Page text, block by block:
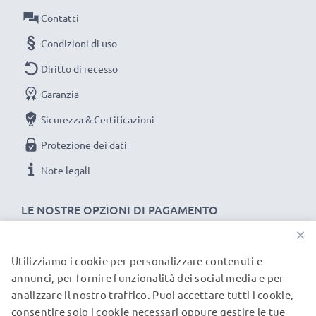
intelligente e più ecosostenibile che tu possa fare,
efficientando e riducendo l’impatto ambientale. Non
importa se usi il tuo telefono fisso/cordless a casa, in
ufficio o in azienda: le nostre batterie ti dureranno
tantissimo!
Scegli CELLONIC, scegli la lunga durata, non fare
compromessi sulla qualità: ordina ora!
LE NOSTRE OPZIONI DI PAGAMENTO
Contatti
Condizioni di uso
Diritto di recesso
Garanzia
Sicurezza & Certificazioni
Protezione dei dati
Note legali
I NOSTRI PARTNER DI SPEDIZIONE
×
Utilizziamo i cookie per personalizzare contenuti e
annunci, per fornire funzionalità dei social media e per
analizzare il nostro traffico. Puoi accettare tutti i cookie,
consentire solo i cookie necessari oppure gestire le tue